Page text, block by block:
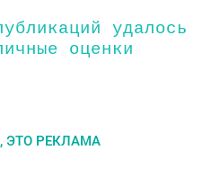
удалось
оценки
ЭТО РЕКЛАМА